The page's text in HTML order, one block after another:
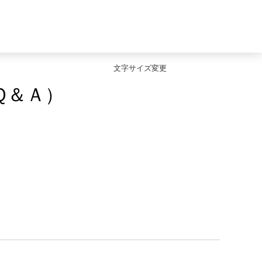
文字サイズ変更
Ａ）